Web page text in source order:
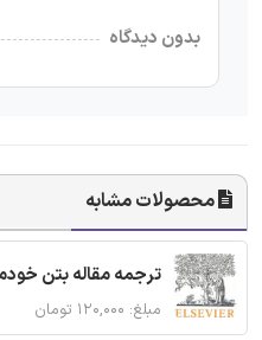
بدون دیدگاه
محصولات مشابه
ترجمه مقاله بتن
مبلغ: ۱۲۰,۰۰۰ تومان